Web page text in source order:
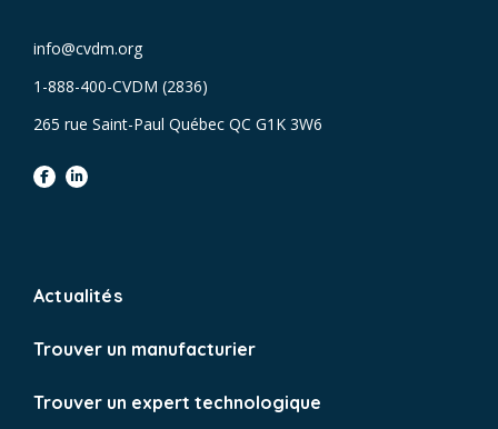
info@cvdm.org
1-888-400-CVDM (2836)
265 rue Saint-Paul Québec QC G1K 3W6
facebooklinkedin
Actualités
Trouver un manufacturier
Trouver un expert technologique